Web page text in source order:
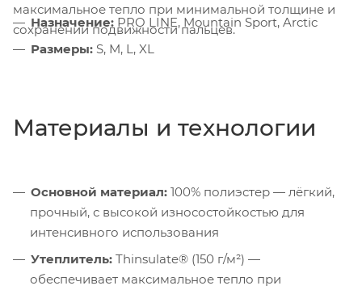
максимальное тепло при минимальной толщине и
сохранении подвижности пальцев.
Назначение: PRO LINE, Mountain Sport, Arctic
Размеры: S, M, L, XL
Материалы и технологии
Основной материал: 100% полиэстер — лёгкий,
прочный, с высокой износостойкостью для
интенсивного использования
Утеплитель: Thinsulate® (150 г/м²) —
обеспечивает максимальное тепло при